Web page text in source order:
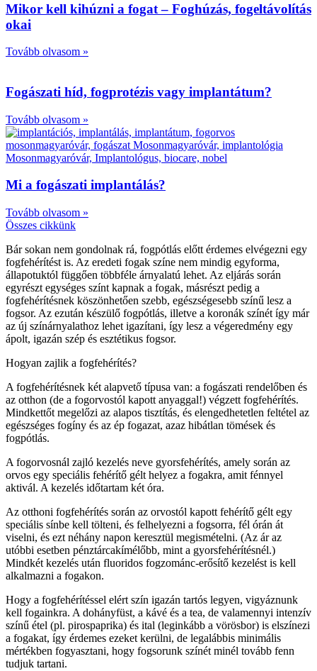
Mikor kell kihúzni a fogat – Foghúzás, fogeltávolítás
okai
Tovább olvasom »
Fogászati híd, fogprotézis vagy implantátum?
Tovább olvasom »
Mi a fogászati implantálás?
Tovább olvasom »
Összes cikkünk
Bár sokan nem gondolnak rá, fogpótlás előtt érdemes elvégezni egy
fogfehérítést is. Az eredeti fogak színe nem mindig egyforma,
állapotuktól függően többféle árnyalatú lehet. Az eljárás során
egyrészt egységes színt kapnak a fogak, másrészt pedig a
fogfehérítésnek köszönhetően szebb, egészségesebb színű lesz a
fogsor. Az ezután készülő fogpótlás, illetve a koronák színét így már
az új színárnyalathoz lehet igazítani, így lesz a végeredmény egy
ápolt, igazán szép és esztétikus fogsor.
Hogyan zajlik a fogfehérítés?
A fogfehérítésnek két alapvető típusa van: a fogászati rendelőben és
az otthon (de a fogorvostól kapott anyaggal!) végzett fogfehérítés.
Mindkettőt megelőzi az alapos tisztítás, és elengedhetetlen feltétel az
egészséges fogíny és az ép fogazat, azaz hibátlan tömések és
fogpótlás.
A fogorvosnál zajló kezelés neve gyorsfehérítés, amely során az
orvos egy speciális fehérítő gélt helyez a fogakra, amit fénnyel
aktivál. A kezelés időtartam két óra.
Az otthoni fogfehérítés során az orvostól kapott fehérítő gélt egy
speciális sínbe kell tölteni, és felhelyezni a fogsorra, fél órán át
viselni, és ezt néhány napon keresztül megismételni. (Az ár az
utóbbi esetben pénztárcakímélőbb, mint a gyorsfehérítésnél.)
Mindkét kezelés után fluoridos fogzománc-erősítő kezelést is kell
alkalmazni a fogakon.
Hogy a fogfehérítéssel elért szín igazán tartós legyen, vigyáznunk
kell fogainkra. A dohányfüst, a kávé és a tea, de valamennyi intenzív
színű étel (pl. pirospaprika) és ital (leginkább a vörösbor) is elszínezi
a fogakat, így érdemes ezeket kerülni, de legalábbis minimális
mértékben fogyasztani, hogy fogsorunk színét minél tovább fenn
tudjuk tartani.